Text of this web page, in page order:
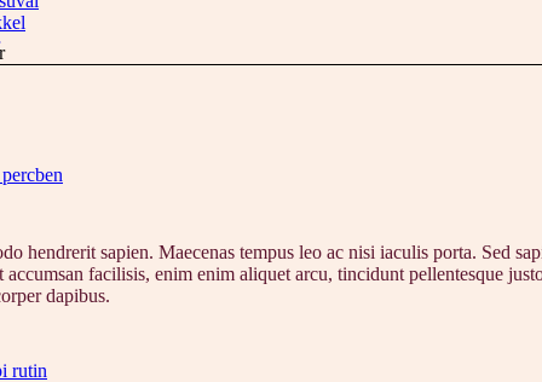
rutin
hendrerit sapien. Maecenas tempus leo ac nisi iaculis porta. Sed
accumsan facilisis, enim enim aliquet arcu, tincidunt pellentesque
dapibus.